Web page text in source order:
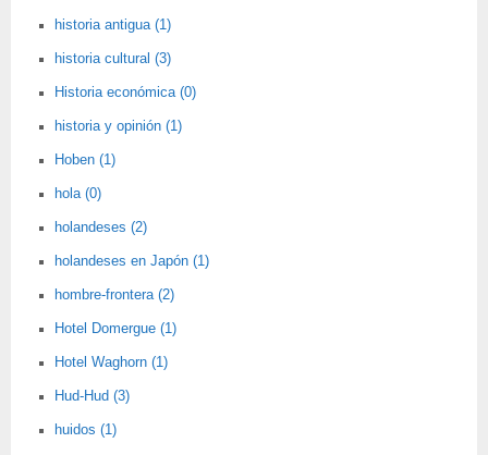
historia antigua (1)
historia cultural (3)
Historia económica (0)
historia y opinión (1)
Hoben (1)
hola (0)
holandeses (2)
holandeses en Japón (1)
hombre-frontera (2)
Hotel Domergue (1)
Hotel Waghorn (1)
Hud-Hud (3)
huidos (1)